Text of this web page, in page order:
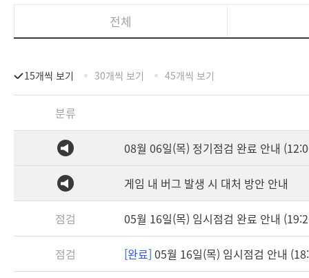
전체
15개씩 보기 30개씩 보기 45개씩 보기
분류
08월 06일(목) 정기점검 완료 안내
게임 내 버그 발생 시 대처 방안 안내
점검 05월 16일(목) 임시점검 완료 안내
점검 [완료] 05월 16일(목) 임시점검 안내